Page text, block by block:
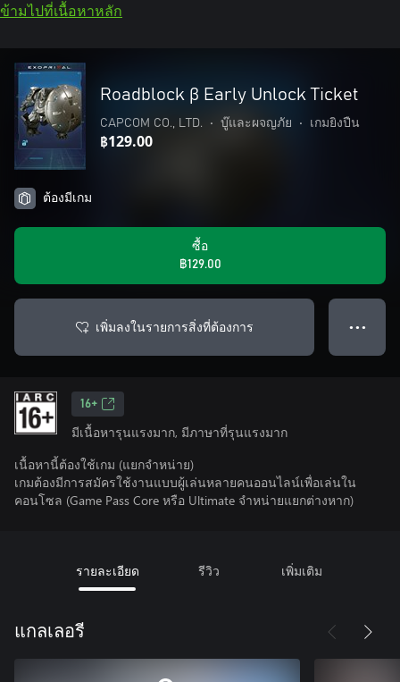
ข้ามไปที่เนื้อหาหลัก
Roadblock β Early Unlock Ticket
CAPCOM CO., LTD. • บู๊และผจญภัย • เกมยิงปืน
฿129.00
ต้องมีเกม
ซื้อ
฿129.00
เพิ่มลงในรายการสิ่งที่ต้องการ ● ● ●
16+
มีเนื้อหารุนแรงมาก, มีภาษาที่รุนแรงมาก
เนื้อหานี้ต้องใช้เกม (แยกจำหน่าย)
เกมต้องมีการสมัครใช้งานแบบผู้เล่นหลายคนออนไลน์เพื่อเล่นใน
คอนโซล (Game Pass Core หรือ Ultimate จําหน่ายแยกต่างหาก)
รายละเอียด รีวิว เพิ่มเติม
แกลเลอรี